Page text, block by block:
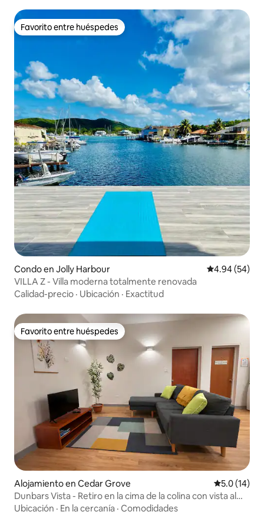
Favorito entre huéspedes
Favorito entre huéspedes
Condo en Jolly Harbour Calificación
4.94 (54)
VILLA Z - Villa moderna totalmente renovada
Calidad-precio · Ubicación · Exactitud
Favorito entre huéspedes
Favorito entre huéspedes
Alojamiento en Cedar Grove Calificación
5.0 (14)
Dunbars Vista - Retiro en la cima de la colina con vista al
mar
Ubicación · En la cercanía · Comodidades